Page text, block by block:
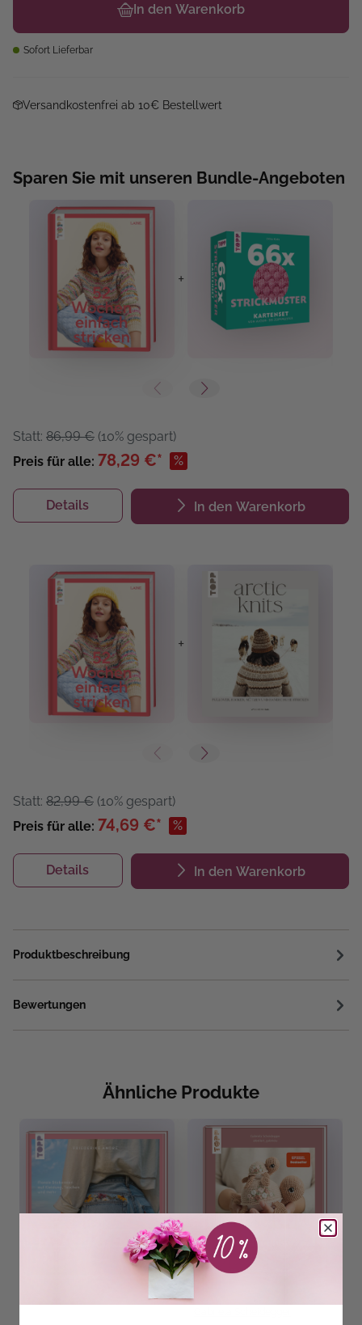
In den Warenkorb
Sofort Lieferbar
Versandkostenfrei ab 10€ Bestellwert
Sparen Sie mit unseren Bundle-Angeboten
+
Statt: 86,99 € (10% gespart)
Preis für alle: 78,29 €* %
Details In den Warenkorb
+
Statt: 82,99 € (10% gespart)
Preis für alle: 74,69 €* %
Details In den Warenkorb
Produktbeschreibung
Bewertungen
Ähnliche Produkte